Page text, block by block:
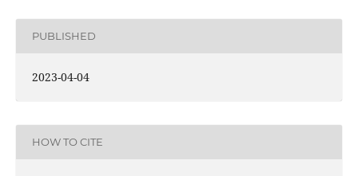
PUBLISHED
2023-04-04
HOW TO CITE